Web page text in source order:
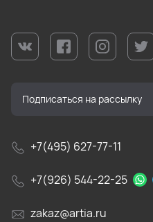
+7(495) 627-77-11
+7(926) 544-22-25
zakaz@artia.ru